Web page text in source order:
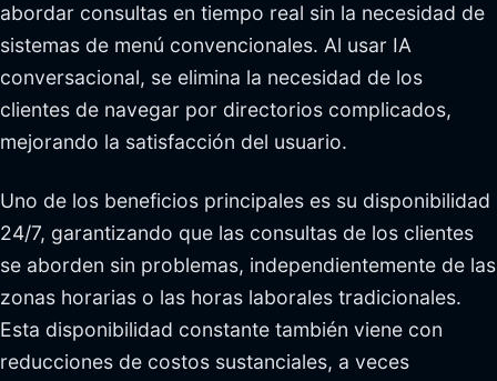
abordar consultas en tiempo real sin la necesidad de
sistemas de menú convencionales. Al usar IA
conversacional, se elimina la necesidad de los
clientes de navegar por directorios complicados,
mejorando la satisfacción del usuario.
Uno de los beneficios principales es su disponibilidad
24/7, garantizando que las consultas de los clientes
se aborden sin problemas, independientemente de las
zonas horarias o las horas laborales tradicionales.
Esta disponibilidad constante también viene con
reducciones de costos sustanciales, a veces